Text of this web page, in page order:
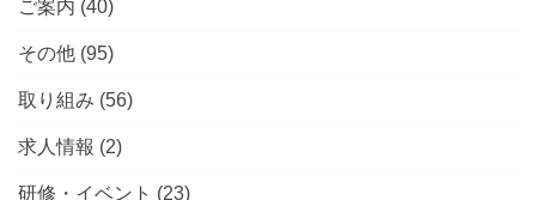
ご案内 (40)
その他 (95)
取り組み (56)
求人情報 (2)
研修・イベント (23)